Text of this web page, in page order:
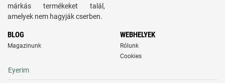
márkás termékeket talál,
amelyek nem hagyják cserben.
BLOG
Magazinunk
WEBHELYEK
Rólunk
Cookies
Eyerim